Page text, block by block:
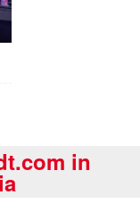
in